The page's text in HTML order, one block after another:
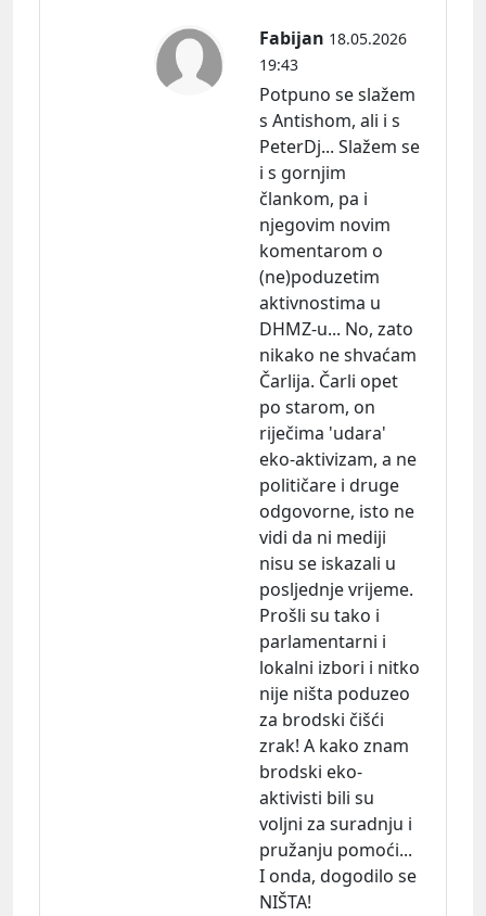
Fabijan 18.05.2026
19:43
Potpuno se slažem
s Antishom, ali i s
PeterDj... Slažem se
i s gornjim
člankom, pa i
njegovim novim
komentarom o
(ne)poduzetim
aktivnostima u
DHMZ-u... No, zato
nikako ne shvaćam
Čarlija. Čarli opet
po starom, on
riječima 'udara'
eko-aktivizam, a ne
političare i druge
odgovorne, isto ne
vidi da ni mediji
nisu se iskazali u
posljednje vrijeme.
Prošli su tako i
parlamentarni i
lokalni izbori i nitko
nije ništa poduzeo
za brodski čišći
zrak! A kako znam
brodski eko-
aktivisti bili su
voljni za suradnju i
pružanju pomoći...
I onda, dogodilo se
NIŠTA!